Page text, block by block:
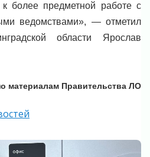
более предметной работе с
ведомствами», — отметил
области Ярослав
материалам Правительства ЛО